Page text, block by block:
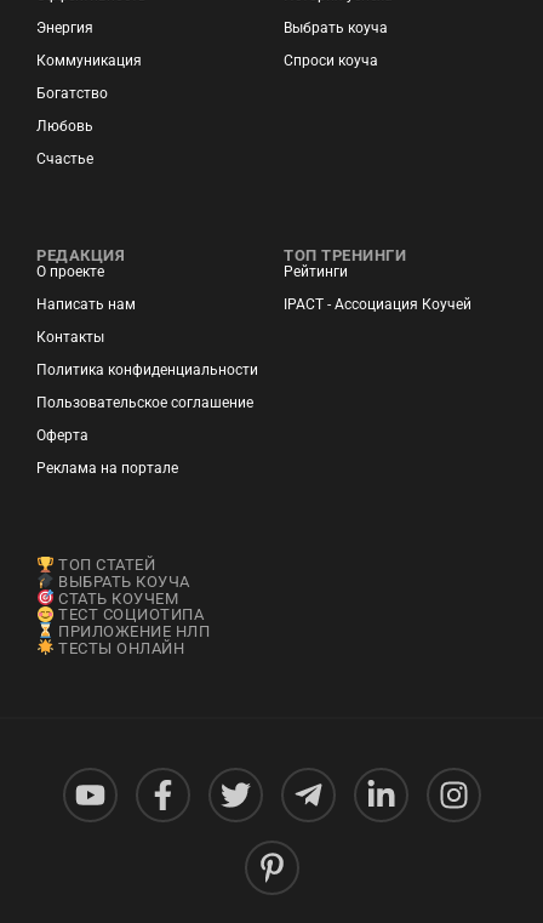
Энергия
Коммуникация
Богатство
Любовь
Счастье
Выбрать коуча
Спроси коуча
РЕДАКЦИЯ
О проекте
Написать нам
Контакты
Политика конфиденциальности
Пользовательское соглашение
Оферта
Реклама на портале
ТОП ТРЕНИНГИ
Рейтинги
IPACT - Ассоциация Коучей
ТОП СТАТЕЙ
ВЫБРАТЬ КОУЧА
СТАТЬ КОУЧЕМ
ТЕСТ СОЦИОТИПА
ПРИЛОЖЕНИЕ НЛП
ТЕСТЫ ОНЛАЙН